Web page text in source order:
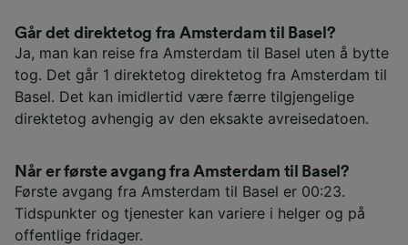
Går det direktetog fra Amsterdam til Basel?
Ja, man kan reise fra Amsterdam til Basel uten å bytte
tog. Det går 1 direktetog direktetog fra Amsterdam til
Basel. Det kan imidlertid være færre tilgjengelige
direktetog avhengig av den eksakte avreisedatoen.
Når er første avgang fra Amsterdam til Basel?
Første avgang fra Amsterdam til Basel er 00:23.
Tidspunkter og tjenester kan variere i helger og på
offentlige fridager.